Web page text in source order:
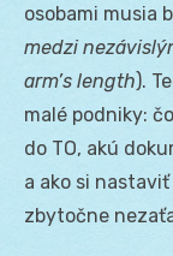
osobami musia
medzi
arm’s length).
malé podniky:
do TO, akú
a ako si
zbytočne